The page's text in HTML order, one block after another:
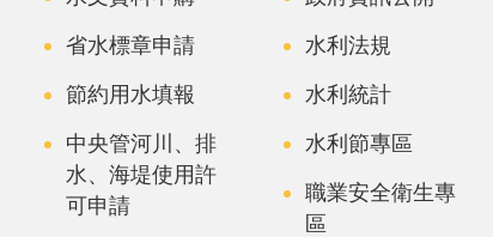
省水標章申請
節約用水填報
中央管河川、排
水、海堤使用許
可申請
水利法規
水利統計
水利節專區
職業安全衛生專
區